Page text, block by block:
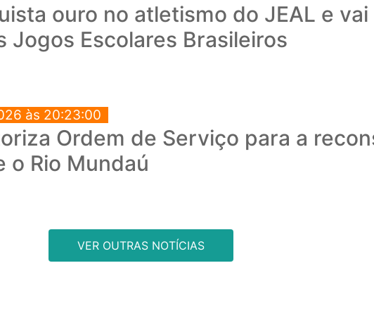
ouro no atletismo do JEAL e
Jogos Escolares Brasileiros
às 20:23:00
Ordem de Serviço para a
o Rio Mundaú
VER OUTRAS NOTÍCIAS